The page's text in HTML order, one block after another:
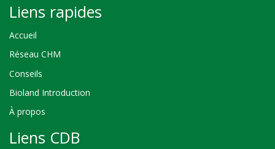
Liens rapides
Accueil
Réseau CHM
Conseils
Bioland Introduction
À propos
Liens CDB